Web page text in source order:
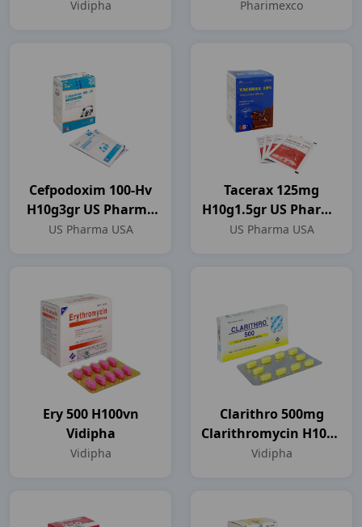
Vidipha Pharimexco
Cefpodoxim 100-Hv
H10g3gr US Pharma
USA
US Pharma USA
Tacerax 125mg
H10g1.5gr US Pharma
USA
US Pharma USA
Ery 500 H100vn
Vidipha
Vidipha
Clarithro 500mg
Clarithromycin H10vn
Vidipha
Vidipha